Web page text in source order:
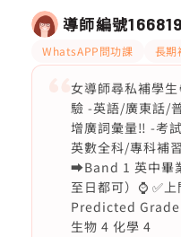
導師編號166819
WhatsAPP問功課 長期
女導師尋私補學
驗 -英語/廣東話/
增廣詞彙量‼️ -考
英數全科/專科補
➡️Band 1 英中畢
至日都可）⌚️ ✅
Predicted Grade
生物 4 化學 4